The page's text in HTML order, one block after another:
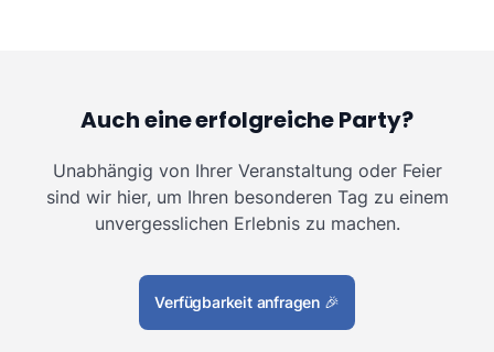
Auch eine erfolgreiche Party?
Unabhängig von Ihrer Veranstaltung oder Feier
sind wir hier, um Ihren besonderen Tag zu einem
unvergesslichen Erlebnis zu machen.
Verfügbarkeit anfragen 🎉